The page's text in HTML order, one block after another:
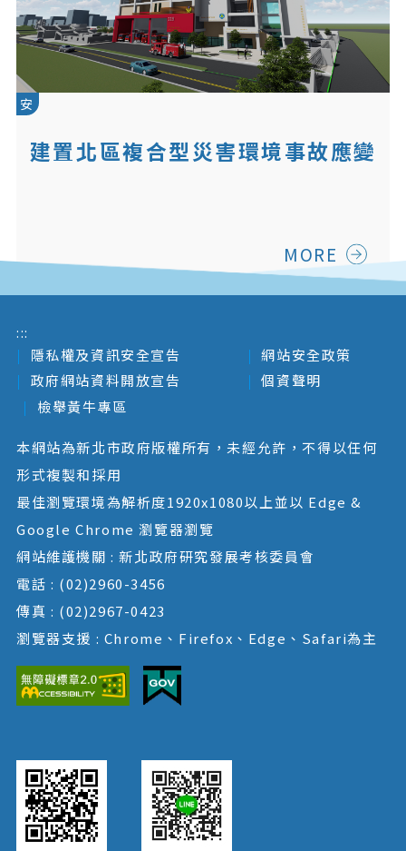
安
建置北區複合型災害環境事故應變
MORE
:::
隱私權及資訊安全宣告
網站安全政策
政府網站資料開放宣告
個資聲明
檢舉黃牛專區
本網站為新北市政府版權所有，未經允許，不得以任何
形式複製和採用
最佳瀏覽環境為解析度1920x1080以上並以 Edge &
Google Chrome 瀏覽器瀏覽
網站維護機關 : 新北政府研究發展考核委員會
電話 : (02)2960-3456
傳真 : (02)2967-0423
瀏覽器支援 : Chrome、Firefox、Edge、Safari為主